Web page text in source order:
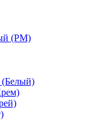
(РМ)